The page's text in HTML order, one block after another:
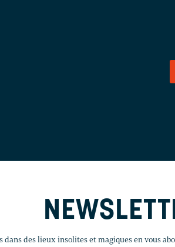
dans des lieux insolites et magiques en vous